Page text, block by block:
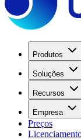
Produtos
Soluções
Recursos
Empresa
Preços